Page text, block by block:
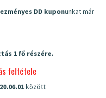
DD kuponunkat már
1 fő részére.
feltétele
között